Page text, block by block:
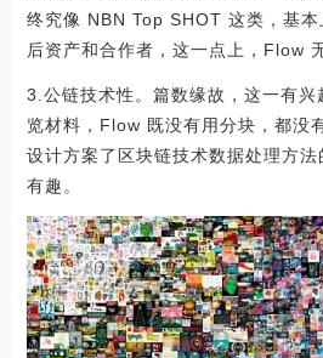
终究像 NBN Top SHOT 这类，基
后资产和合作者，这一点上，Flow
3.公链技术性。篇数缘故，这一有兴
览材料，Flow 既没有用分块，都没
设计方案了区块链技术数据处理方
有趣。